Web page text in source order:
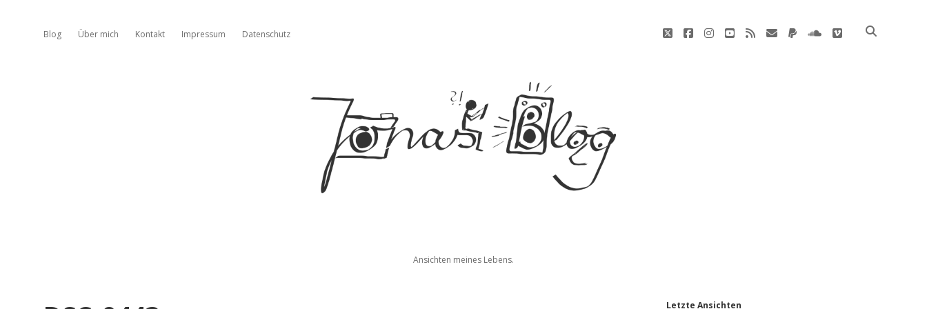
Blog Über mich Kontakt Impressum Datenschutz twitterfacebookinstagram
youtube
rss E-
paypalsoundcloud
vimeo
Jonas'
Ansichten meines Lebens.
Letzte Ansichten